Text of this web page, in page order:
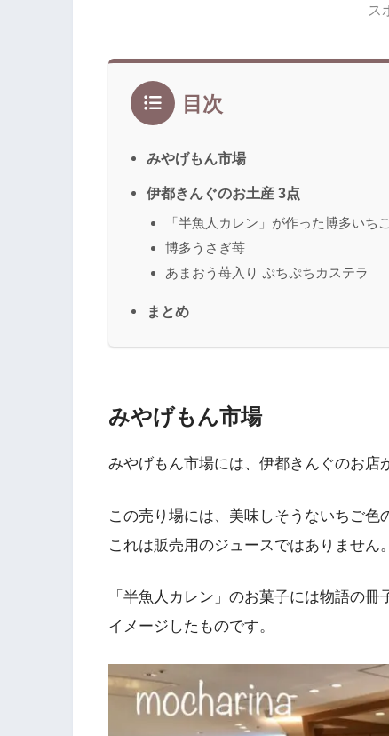
ス
目次
みやげもん市場
伊都きんぐのお土産 3点
「半魚人カレン」が作った博多いち
博多うさぎ苺
あまおう苺入り ぷちぷちカステラ
まとめ
みやげもん市場
みやげもん市場には、伊都きんぐのお店
この売り場には、美味しそうないちご色
これは販売用のジュースではありません。
「半魚人カレン」のお菓子には物語の
イメージしたものです。